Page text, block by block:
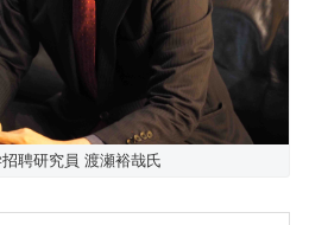
聘研究員 渡瀬裕哉氏